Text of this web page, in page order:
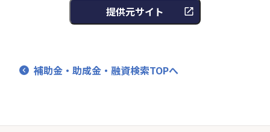
提供元サイト
補助金・助成金・融資検索TOPへ